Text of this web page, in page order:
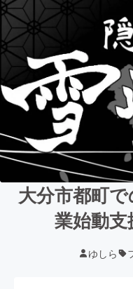
大分市都町
業始動
ゆしら